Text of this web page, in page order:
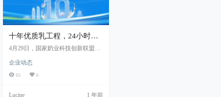
十年优质乳工程，24小时鲜
牛乳以鲜活“质”敬时代
4月29日，国家奶业科技创新联盟主
质领未来——优质乳工程·新鲜盛典”
在春城昆明市启幕。正值优质乳工
政府相关部门领导，全国奶业专
企业动态
65 0
Lucine 1 年前